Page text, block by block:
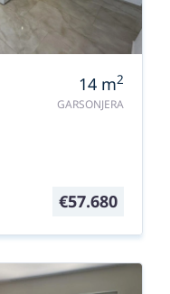
14 m2
GARSONJERA
€57.680